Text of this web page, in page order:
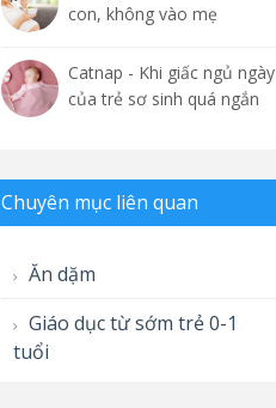
con, không vào mẹ
Catnap - Khi giấc ngủ ngày
của trẻ sơ sinh quá ngắn
Chuyên mục liên quan
Ăn dặm
Giáo dục từ sớm trẻ 0-1
tuổi